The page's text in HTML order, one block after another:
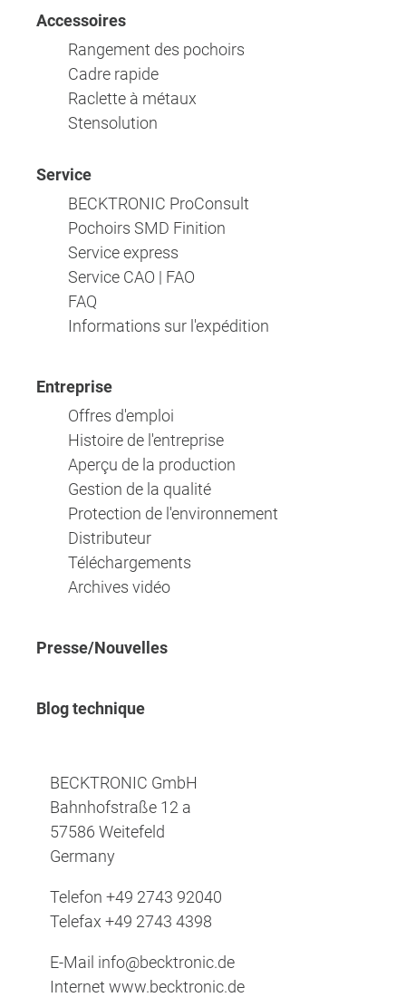
Accessoires
Rangement des pochoirs
Cadre rapide
Raclette à métaux
Stensolution
Service
BECKTRONIC ProConsult
Pochoirs SMD Finition
Service express
Service CAO | FAO
FAQ
Informations sur l'expédition
Entreprise
Offres d'emploi
Histoire de l'entreprise
Aperçu de la production
Gestion de la qualité
Protection de l'environnement
Distributeur
Téléchargements
Archives vidéo
Presse/Nouvelles
Blog technique
BECKTRONIC GmbH
Bahnhofstraße 12 a
57586 Weitefeld
Germany
Telefon +49 2743 92040
Telefax +49 2743 4398
E-Mail info@becktronic.de
Internet www.becktronic.de